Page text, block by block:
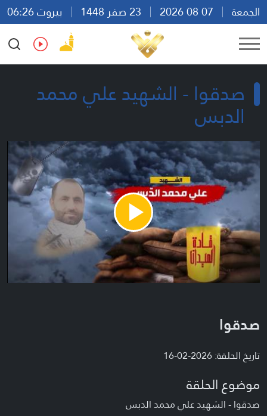
الجمعة
بيروت 06:26
Ar
En Fr Es
صدقوا - الشهيد علي محمد
الدبس
Play
Video
صدقوا
تاريخ الحلقة: 2026-02-16
موضوع الحلقة
صدقوا - الشهيد علي محمد الدبس